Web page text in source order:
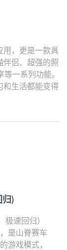
用，更是一款具
伴侣、超强的照
一系列功能。
和生活都能变得
归)
速回归）
是山脊赛车
游戏模式，